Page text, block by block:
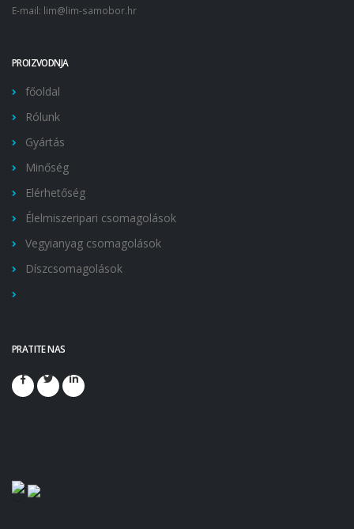
E-mail: lim@lim-samobor.hr
PROIZVODNJA
főoldal
Rólunk
Gyártás
Minőség
Elérhetőség
Élelmiszeripari csomagolások
Vegyianyag csomagolások
Díszcsomagolások
PRATITE NAS